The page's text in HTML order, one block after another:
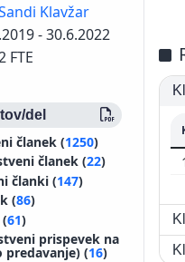
Klavžar
- 30.6.2022
FTE
del
članek (1250)
članek (22)
članki (147)
(86)
61)
prispevek na
predavanje) (16)